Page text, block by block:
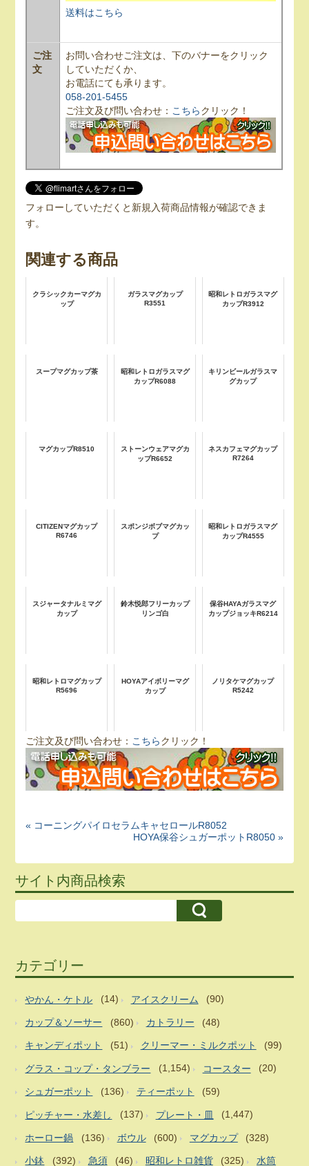
送料はこちら
ご注
文
お問い合わせご注文は、下のバナーをクリック
していただくか、
お電話にても承ります。
058-201-5455
ご注文及び問い合わせ： こちらクリック！
フォローしていただくと新規入荷商品情報が確認できま
す。
関連する商品
クラシックカーマグカ
ップ
ガラスマグカップ
R3551
昭和レトロガラスマグ
カップR3912
スープマグカップ茶
昭和レトロガラスマグ
カップR6088
キリンビールガラスマ
グカップ
マグカップR8510
ストーンウェアマグカ
ップR6652
ネスカフェマグカップ
R7264
CITIZENマグカップ
R6746
スポンジボブマグカッ
プ
昭和レトロガラスマグ
カップR4555
スジャータナルミマグ
カップ
鈴木悦郎フリーカップ
リンゴ白
保谷HAYAガラスマグ
カップジョッキR6214
昭和レトロマグカップ
R5696
HOYAアイボリーマグ
カップ
ノリタケマグカップ
R5242
ご注文及び問い合わせ： こちらクリック！
« コーニングパイロセラムキャセロールR8052
HOYA保谷シュガーポットR8050 »
サイト内商品検索
カテゴリー
やかん・ケトル (14) アイスクリーム (90)
カップ＆ソーサー (860) カトラリー (48)
キャンディポット (51) クリーマー・ミルクポット (99)
グラス・コップ・タンブラー (1,154) コースター (20)
シュガーポット (136) ティーポット (59)
ピッチャー・水差し (137) プレート・皿 (1,447)
ホーロー鍋 (136) ボウル (600) マグカップ (328)
小鉢 (392) 急須 (46) 昭和レトロ雑貨 (325) 水筒